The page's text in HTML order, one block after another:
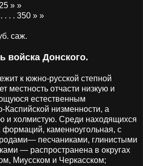
» »
. . . 350 » »
саж.
войска Донского.
к южно-русской степной
местность отчасти низкую и
естественным
низменности, а
и холмистую. Среди находящихся
формаций, каменноугольная, с
песчаниками, глинистыми
— распространена в округах
Миусском и Черкасском;